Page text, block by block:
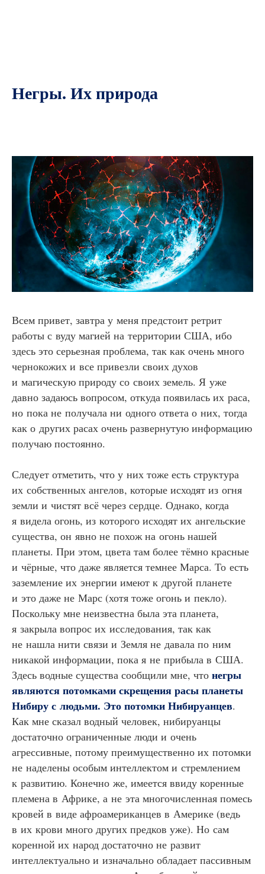
Негры. Их природа
Всем привет, завтра у меня предстоит ретрит
работы с вуду магией на территории США, ибо
здесь это серьезная проблема, так как очень много
чернокожих и все привезли своих духов
и магическую природу со своих земель. Я уже
давно задаюсь вопросом, откуда появилась их раса,
но пока не получала ни одного ответа о них, тогда
как о других расах очень развернутую информацию
получаю постоянно.
Следует отметить, что у них тоже есть структура
их собственных ангелов, которые исходят из огня
земли и чистят всё через сердце. Однако, когда
я видела огонь, из которого исходят их ангельские
существа, он явно не похож на огонь нашей
планеты. При этом, цвета там более тёмно красные
и чёрные, что даже является темнее Марса. То есть
заземление их энергии имеют к другой планете
и это даже не Марс (хотя тоже огонь и пекло).
Поскольку мне неизвестна была эта планета,
я закрыла вопрос их исследования, так как
не нашла нити связи и Земля не давала по ним
никакой информации, пока я не прибыла в США.
Здесь водные существа сообщили мне, что негры
являются потомками скрещения расы планеты
Нибиру с людьми. Это потомки Нибируанцев.
Как мне сказал водный человек, нибируанцы
достаточно ограниченные люди и очень
агрессивные, потому преимущественно их потомки
не наделены особым интеллектом и стремлением
к развитию. Конечно же, имеется ввиду коренные
племена в Африке, а не эта многочисленная помесь
кровей в виде афроамериканцев в Америке (ведь
в их крови много других предков уже). Но сам
коренной их народ достаточно не развит
интеллектуально и изначально обладает пассивным